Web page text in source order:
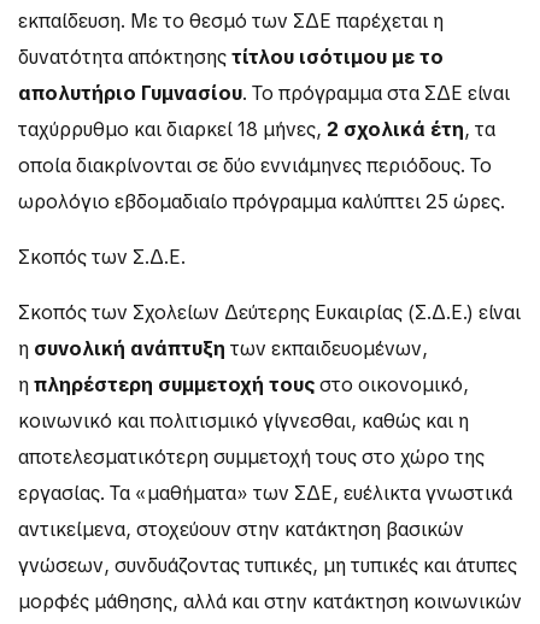
εκπαίδευση. Με το θεσμό των ΣΔΕ παρέχεται η
δυνατότητα απόκτησηςτίτλου ισότιμου με το
απολυτήριο Γυμνασίου. Το πρόγραμμα στα ΣΔΕ είναι
ταχύρρυθμο και διαρκεί 18 μήνες, 2 σχολικά έτη, τα
οποία διακρίνονται σε δύο εννιάμηνες περιόδους. Το
ωρολόγιο εβδομαδιαίο πρόγραμμα καλύπτει 25 ώρες.
Σκοπός των Σ.Δ.Ε.
Σκοπός των Σχολείων Δεύτερης Ευκαιρίας (Σ.Δ.Ε.) είναι
η συνολική ανάπτυξη των εκπαιδευομένων,
ηπληρέστερη συμμετοχή τουςστο οικονομικό,
κοινωνικό και πολιτισμικό γίγνεσθαι, καθώς και η
αποτελεσματικότερη συμμετοχή τους στο χώρο της
εργασίας. Τα «μαθήματα» των ΣΔΕ, ευέλικτα γνωστικά
αντικείμενα, στοχεύουν στην κατάκτηση βασικών
γνώσεων, συνδυάζοντας τυπικές, μη τυπικές και άτυπες
μορφές μάθησης, αλλά και στην κατάκτηση κοινωνικών